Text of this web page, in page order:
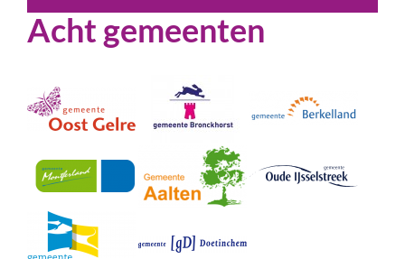
Acht gemeenten